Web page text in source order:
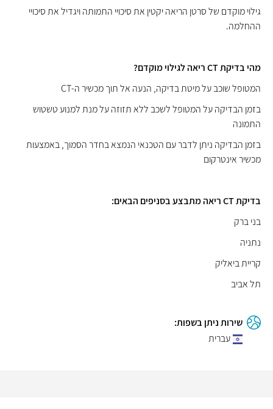
גילוי מוקדם של סרטן הריאה יקטין את סיכויי התמותה ויגדיל את סיכויי
ההחלמה.
מהי בדיקת CT ריאה לגילוי מוקדם?
המטופל שוכב על מיטת בדיקה, הנעה אל תוך מכשיר ה-CT
בזמן הבדיקה על המטופל לשכב ללא תזוזה על מנת למנוע טשטוש
התמונה
בזמן הבדיקה ניתן לדבר עם הטכנאי הנמצא בחדר הסמוך, באמצעות
מכשיר אינטרקום
בדיקת CT ריאה מתבצע בסניפים הבאים:
בני ברק
נתניה
קריית ביאליק
תל אביב
שירות ניתן בשפות:
עברית